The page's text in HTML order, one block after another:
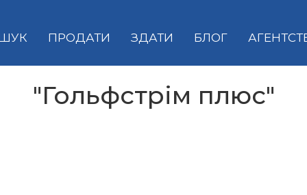
ПРОДАТИ ЗДАТИ БЛОГ
"Гольфстрім плюс"